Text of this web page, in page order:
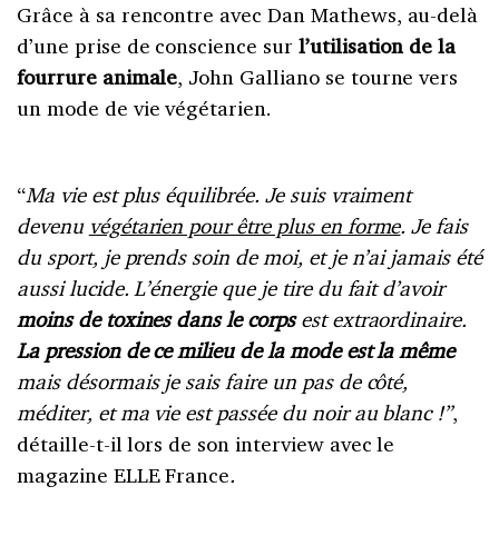
Grâce à sa rencontre avec Dan Mathews, au-delà
d’une prise de conscience sur l’utilisation de la
fourrure animale, John Galliano se tourne vers
un mode de vie végétarien.
“Ma vie est plus équilibrée. Je suis vraiment
devenu végétarien pour être plus en forme. Je fais
du sport, je prends soin de moi, et je n’ai jamais été
aussi lucide. L’énergie que je tire du fait d’avoir
moins de toxines dans le corpsest extraordinaire.
La pression de ce milieu de la mode est la même
mais désormais je sais faire un pas de côté,
méditer, et ma vie est passée du noir au blanc !”,
détaille-t-il lors de son interview avec le
magazine ELLE France.